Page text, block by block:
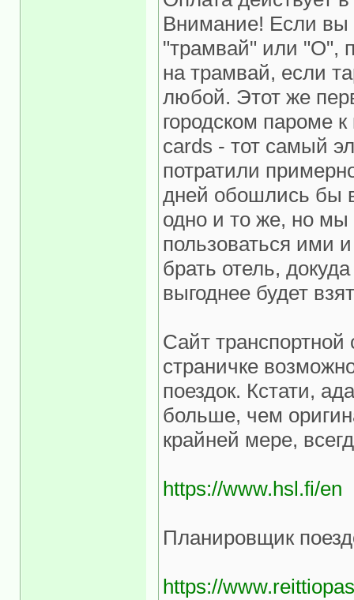
Внимание! Если
"трамвай" или "О",
на трамвай, если
любой. Этот же
городском пароме
cards - тот самый
потратили
дней обошлись бы
одно и то же, но мы
пользоваться ими
брать отель,
выгоднее будет
Сайт
страничке
поездок. Кстати,
больше, чем
крайней мере,
https://www.hsl.fi/en
Планировщик
https://